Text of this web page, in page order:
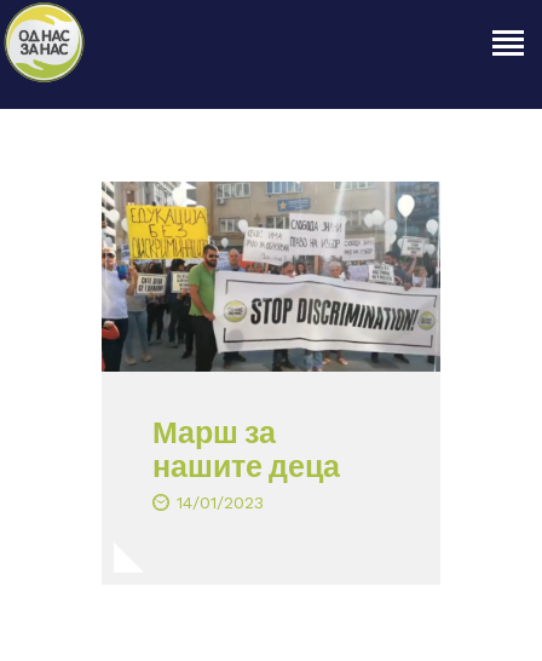
ЗА НАС
НАШЕ ПРАВО
ОБЈАВИ
ПРОЕКТИ
КОНТАКТ
Марш за
нашите деца
14/01/2023